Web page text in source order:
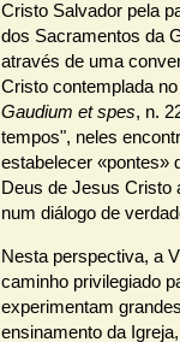
Cristo Salvador pela
dos Sacramentos da
através de uma
Cristo contemplada
Gaudium et spes, n.
tempos", neles
estabelecer «pontes»
Deus de Jesus Cristo
num diálogo de
Nesta perspectiva, a
caminho privilegiado
experimentam
ensinamento da